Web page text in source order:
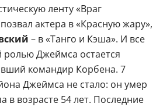
ленту «Враг
позвал актера в «Красную жару»,
– в «Танго и Кэша». И все
ролью Джеймса остается
командир Корбена. 7
Джеймса не стало: он умер
в возрасте 54 лет. Последние